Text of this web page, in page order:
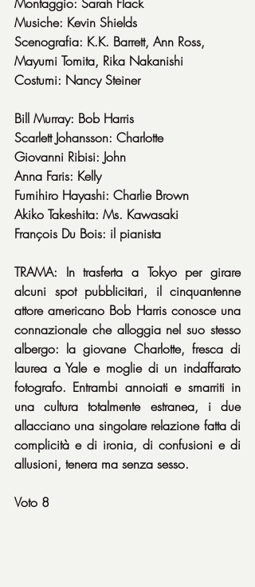
Musiche: Kevin Shields
Scenografia: K.K. Barrett, Ann Ross,
Mayumi Tomita, Rika Nakanishi
Costumi: Nancy Steiner
Bill Murray: Bob Harris
Scarlett Johansson: Charlotte
Giovanni Ribisi: John
Anna Faris: Kelly
Fumihiro Hayashi: Charlie Brown
Akiko Takeshita: Ms. Kawasaki
François Du Bois: il pianista
TRAMA: In trasferta a Tokyo per girare
alcuni spot pubblicitari, il cinquantenne
attore americano Bob Harris conosce una
connazionale che alloggia nel suo stesso
albergo: la giovane Charlotte, fresca di
laurea a Yale e moglie di un indaffarato
fotografo. Entrambi annoiati e smarriti in
una cultura totalmente estranea, i due
allacciano una singolare relazione fatta di
complicità e di ironia, di confusioni e di
allusioni, tenera ma senza sesso.
Voto 8